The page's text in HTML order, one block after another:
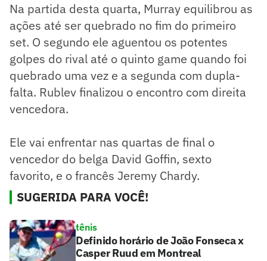
Na partida desta quarta, Murray equilibrou as
ações até ser quebrado no fim do primeiro
set. O segundo ele aguentou os potentes
golpes do rival até o quinto game quando foi
quebrado uma vez e a segunda com dupla-
falta. Rublev finalizou o encontro com direita
vencedora.
Ele vai enfrentar nas quartas de final o
vencedor do belga David Goffin, sexto
favorito, e o francês Jeremy Chardy.
SUGERIDA PARA VOCÊ!
tênis
Definido horário de João Fonseca x
Casper Ruud em Montreal